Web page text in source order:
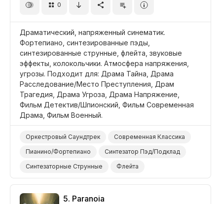
Детский Рассказ/Повествование
Колыбельная
Фон/Окружение
Корпоративная Реклама Дети
0
Драматический, напряженный синематик.
Фортепиано, синтезированные пэды,
синтезированные струнные, флейта, звуковые
эффекты, колокольчики. Атмосфера напряжения,
угрозы. Подходит для: Драма Тайна, Драма
Расследование/Место Преступления, Драм
Трагедия, Драма Угроза, Драма Напряжение,
Фильм Детектив/Шпионский, Фильм Современная
Драма, Фильм Военный.
Оркестровый Саундтрек
Современная Классика
Пианино/Фортепиано
Синтезатор Пэд/Подклад
Синтезаторные Струнные
Флейта
Звуковой Эффект
Интенсивный
Драматичный
Напряженный
Неизвестность/Саспенс
5. Paranoia